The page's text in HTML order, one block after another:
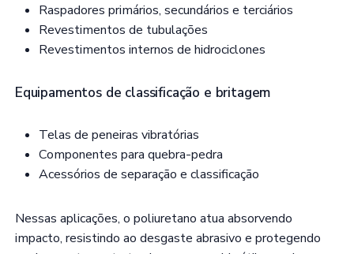
Raspadores primários, secundários e terciários
Revestimentos de tubulações
Revestimentos internos de hidrociclones
Equipamentos de classificação e britagem
Telas de peneiras vibratórias
Componentes para quebra-pedra
Acessórios de separação e classificação
Nessas aplicações, o poliuretano atua absorvendo
impacto, resistindo ao desgaste abrasivo e protegendo